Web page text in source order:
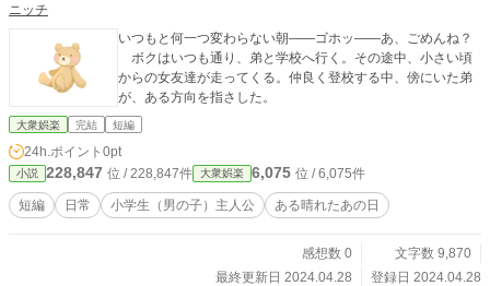
ニッチ
いつもと何一つ変わらない朝――ゴホッ――あ、ごめんね？
ボクはいつも通り、弟と学校へ行く。その途中、小さい頃
からの女友達が走ってくる。仲良く登校する中、傍にいた弟
が、ある方向を指さした。
大衆娯楽 完結 短編
24h.ポイント 0pt
小説 228,847 位 / 228,847件 大衆娯楽 6,075 位 / 6,075件
短編 日常 小学生（男の子）主人公 ある晴れたあの日
感想数 0
文字数 9,870
最終更新日 2024.04.28
登録日 2024.04.28